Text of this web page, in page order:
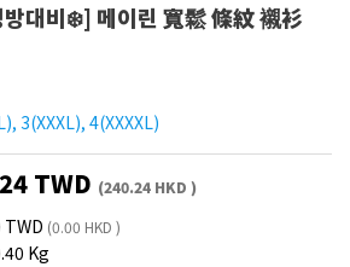
대비❄️] 메이린 寬鬆 條紋 襯衫
3(XXXL), 4(XXXXL)
TWD (240.24 HKD )
TWD (0.00 HKD )
Kg